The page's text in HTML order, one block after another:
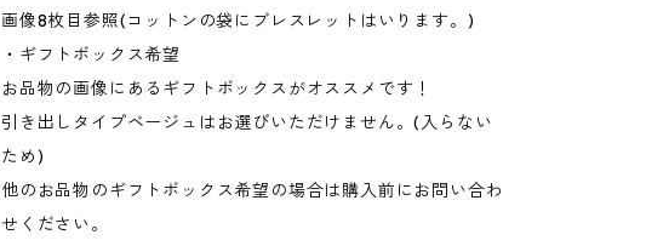
画像8枚目参照(コットンの袋にブレスレットはいります。)
・ギフトボックス希望
お品物の画像にあるギフトボックスがオススメです！
引き出しタイプベージュはお選びいただけません。(入らない
ため)
他のお品物のギフトボックス希望の場合は購入前にお問い合わ
せください。